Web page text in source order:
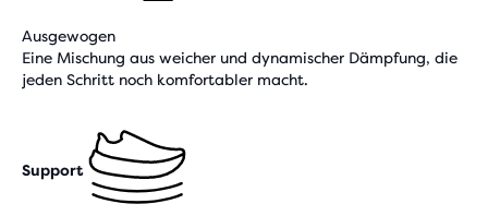
Ausgewogen
Eine Mischung aus weicher und dynamischer Dämpfung, die
jeden Schritt noch komfortabler macht.
Support